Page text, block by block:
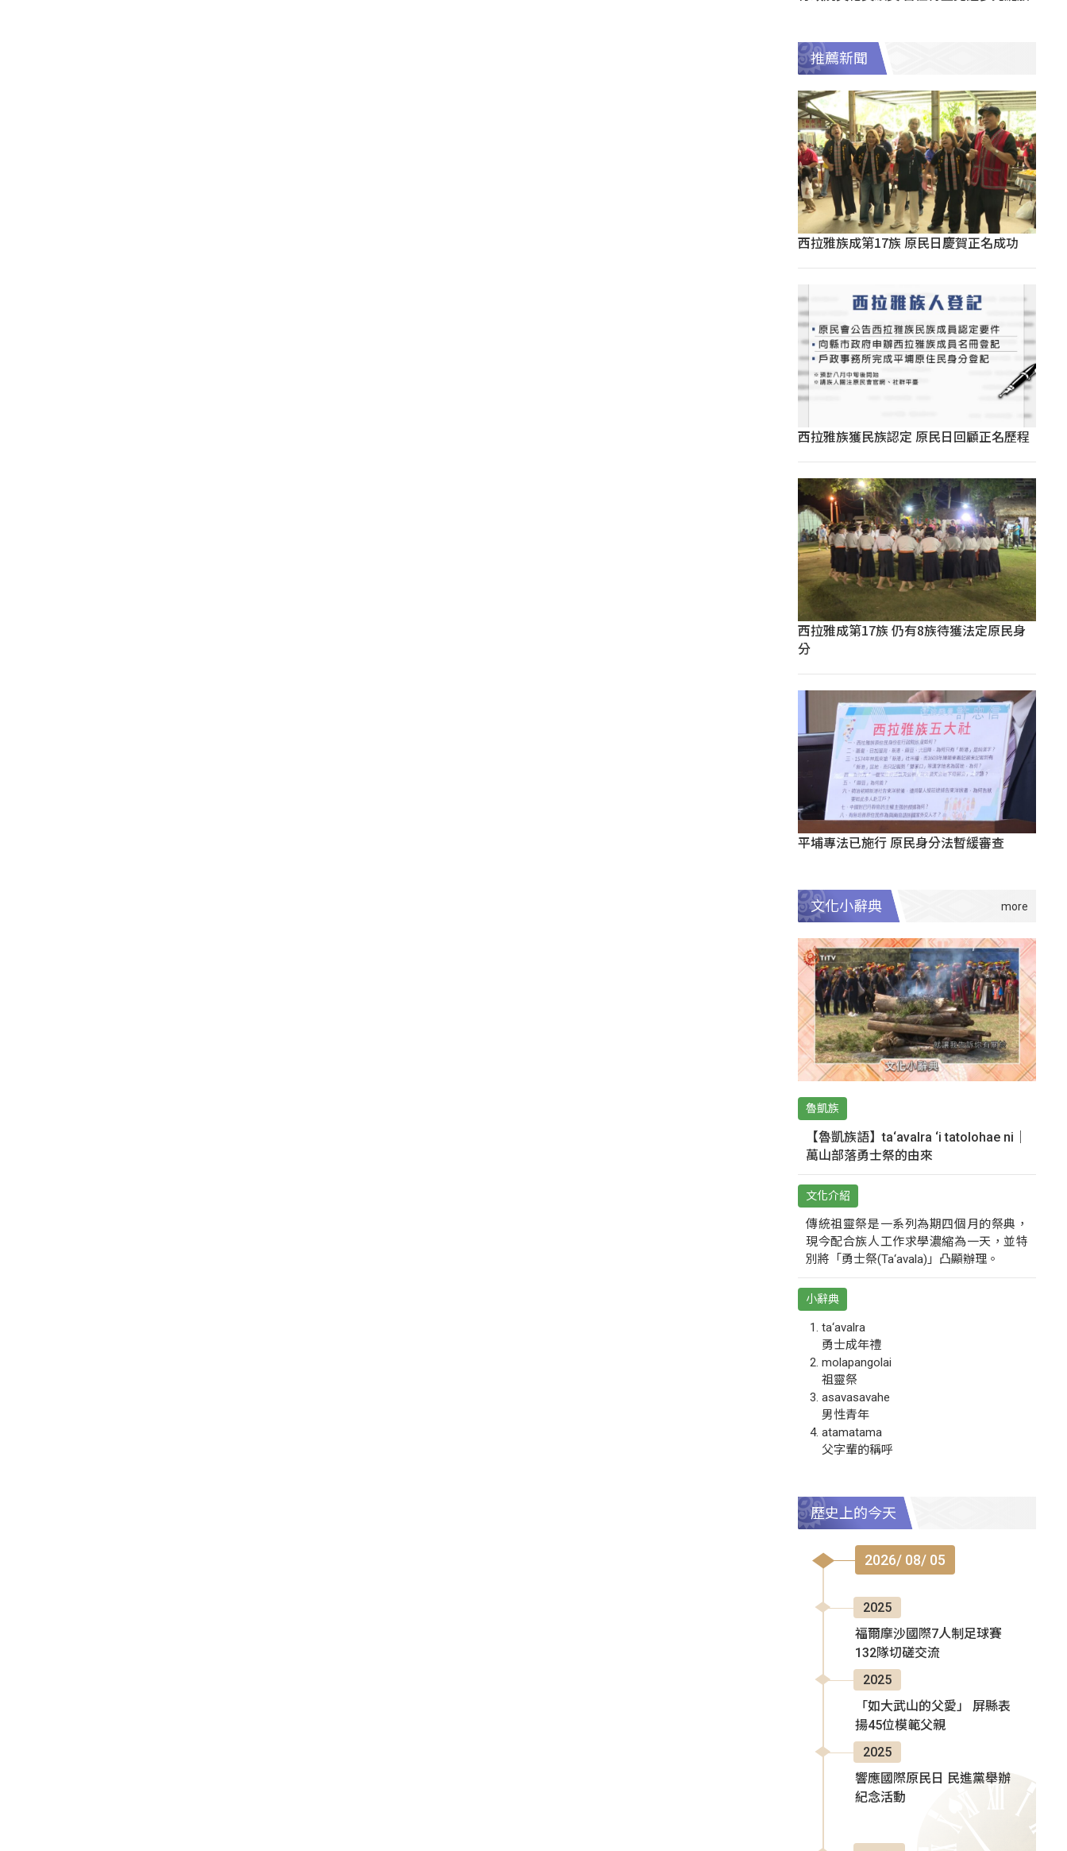
推薦新聞
西拉雅族成第17族 原民日慶賀正名成功
西拉雅族獲民族認定 原民日回顧正名歷程
西拉雅成第17族 仍有8族待獲法定原民身
分
平埔專法已施行 原民身分法暫緩審查
文化小辭典
魯凱族
【魯凱族語】ta‘avalra ‘i tatolohae ni｜
萬山部落勇士祭的由來
文化介紹
傳統祖靈祭是一系列為期四個月的祭典，
現今配合族人工作求學濃縮為一天，並特
別將「勇士祭(Ta‘avala)」凸顯辦理。
小辭典
ta‘avalra
勇士成年禮
molapangolai
祖靈祭
asavasavahe
男性青年
atamatama
父字輩的稱呼
歷史上的今天
2026/ 08/ 05
2025
福爾摩沙國際7人制足球賽
132隊切磋交流
2025
「如大武山的父愛」 屏縣表
揚45位模範父親
2025
響應國際原民日 民進黨舉辦
紀念活動